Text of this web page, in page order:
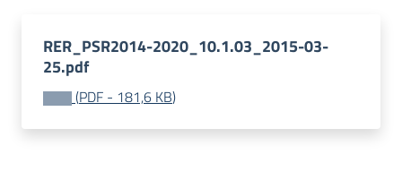
Leggi
RER_PSR2014-2020_10.1.03_2015-03-
25.pdf
(PDF - 181,6 KB)